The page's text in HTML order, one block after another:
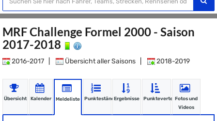
MRF Challenge Formel 2000 - Saison
2017-2018
2016-2017 Übersicht aller Saisons 2018-2019
Übersicht Kalender Meldeliste PunkteständeErgebnisse PunkteverteilungFotos und
Videos